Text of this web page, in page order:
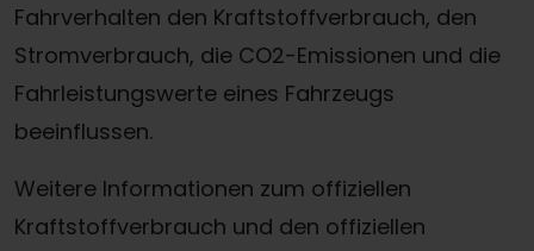
Fahrverhalten den Kraftstoffverbrauch, den
Stromverbrauch, die CO2-Emissionen und die
Fahrleistungswerte eines Fahrzeugs
beeinflussen.
Weitere Informationen zum offiziellen
Kraftstoffverbrauch und den offiziellen